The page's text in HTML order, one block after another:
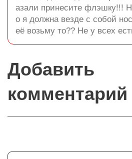
азали принесите флэшку!!!
о я должна везде с собой
её возьму то?? Не у всех
Добавить
комментарий